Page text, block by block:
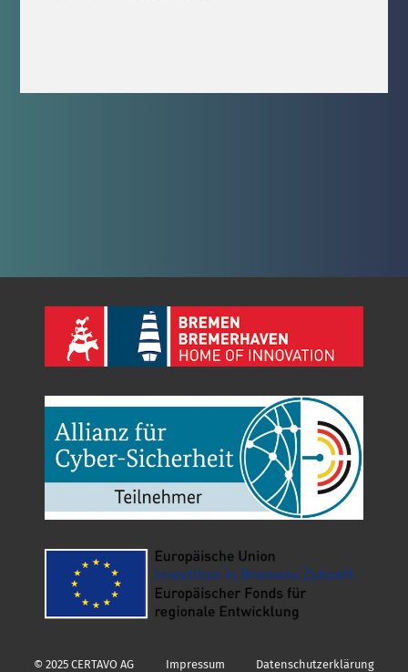
© 2025 CERTAVO AG Impressum Datenschutzerklärung